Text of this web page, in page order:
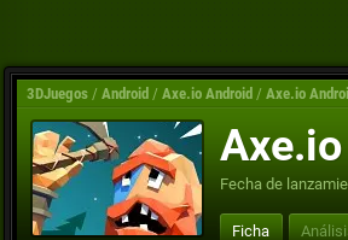
3DJuegos / Android / Axe.io Android / Axe.io
Axe.io
Fecha de
Ficha